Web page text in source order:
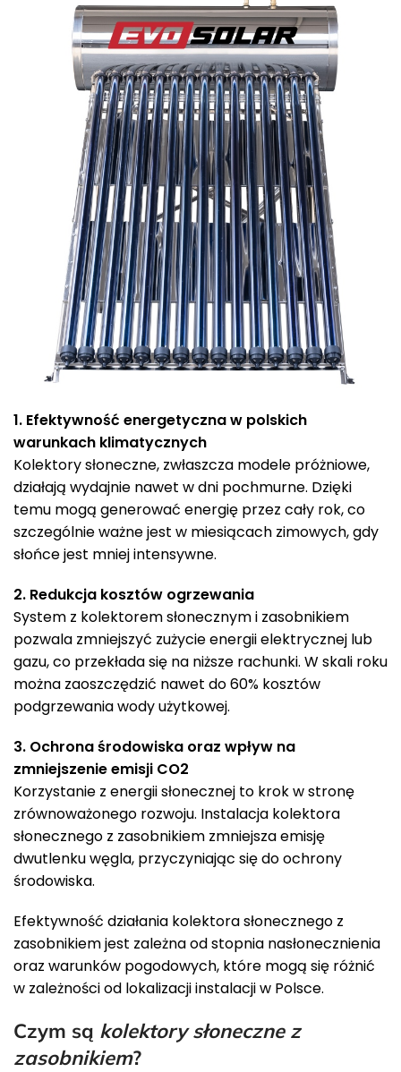
1. Efektywność energetyczna w polskich
warunkach klimatycznych
Kolektory słoneczne, zwłaszcza modele próżniowe,
działają wydajnie nawet w dni pochmurne. Dzięki
temu mogą generować energię przez cały rok, co
szczególnie ważne jest w miesiącach zimowych, gdy
słońce jest mniej intensywne.
2. Redukcja kosztów ogrzewania
System z kolektorem słonecznym i zasobnikiem
pozwala zmniejszyć zużycie energii elektrycznej lub
gazu, co przekłada się na niższe rachunki. W skali roku
można zaoszczędzić nawet do 60% kosztów
podgrzewania wody użytkowej.
3. Ochrona środowiska oraz wpływ na
zmniejszenie emisji CO2
Korzystanie z energii słonecznej to krok w stronę
zrównoważonego rozwoju. Instalacja kolektora
słonecznego z zasobnikiem zmniejsza emisję
dwutlenku węgla, przyczyniając się do ochrony
środowiska.
Efektywność działania kolektora słonecznego z
zasobnikiem jest zależna od stopnia nasłonecznienia
oraz warunków pogodowych, które mogą się różnić
w zależności od lokalizacji instalacji w Polsce.
Czym są kolektory słoneczne z
zasobnikiem?